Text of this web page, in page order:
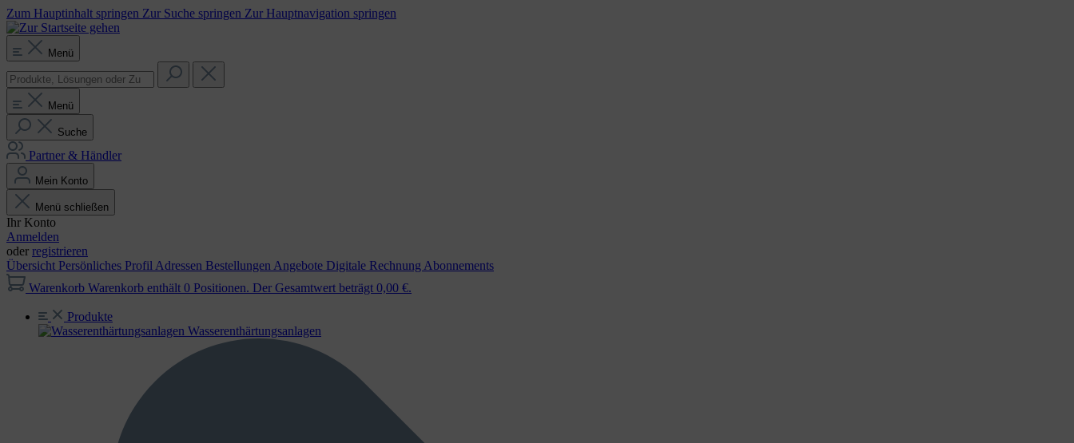
Zum Hauptinhalt springen Zur Suche springen Zur Hauptnavigation springen
Menü
Menü
Suche
Partner & Händler
Mein Konto
Menü schließen
Ihr Konto
Anmelden
oder registrieren
Übersicht Persönliches Profil Adressen Bestellungen Angebote Digitale Rechnung Abonnements
Warenkorb Warenkorb enthält 0 Positionen. Der Gesamtwert beträgt 0,00 €.
Produkte
Wasser­enthärtungs­anlagen